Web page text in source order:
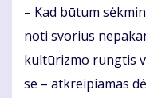
– Kad bū­tum
no­ti svo­rius
kul­tū­riz­mo rung­tis
se – at­krei­pia­mas